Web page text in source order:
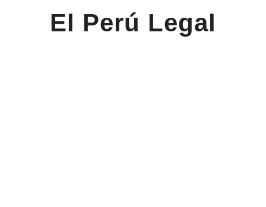
El Perú Legal